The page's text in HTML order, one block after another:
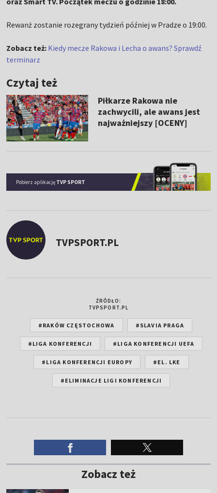
Rewanż zostanie rozegrany tydzień później w Pradze o 19:00.
Zobacz też: Kiedy mecze Rakowa i Lecha o awans? Sprawdź
terminarz
Czytaj też
Piłkarze Rakowa nie
zachwycili, ale awans jest
najważniejszy [OCENY]
Pobierz aplikację TVP SPORT
TVPSPORT.PL
ŹRÓDŁO:
TVPSPORT.PL
#RAKÓW CZĘSTOCHOWA #SLAVIA PRAGA
#LIGA KONFERENCJI #LIGA KONFERENCJI UEFA
#LIGA KONFERENCJI EUROPY #EL. LKE
#ELIMINACJE LIGI KONFERENCJI
Zobacz też